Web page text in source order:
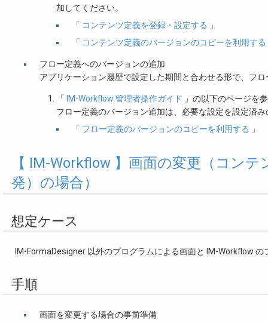
加してください。
「 コンテンツ定義を登録・設定する
」
「 コンテンツ定義のバージョンのコピーを利用する
フロー定義へのバージョンの追加
アプリケーション履歴で設定した期間と合わせる形で、フ
「 IM-Workflow 管理者操作ガイド 」の以下のページを
フロー定義のバージョン追加は、必要な設定を設定済
「 フロー定義のバージョンのコピーを利用する 」
【 IM-Workflow 】画面の変更（コン
発）の場合）
想定ケース
IM-FormaDesigner 以外のプログラムによる画面と IM-Workflow
手順
画面を変更する場合の事前準備